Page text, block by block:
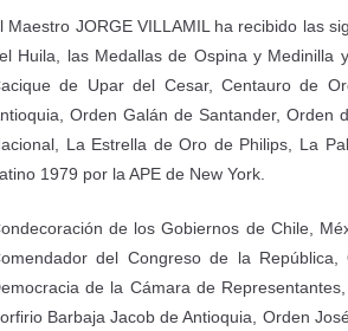
Maestro JORGE VILLAMIL ha recibido las
Huila, las Medallas de Ospina y Medinilla
de Upar del Cesar, Centauro de
Orden Galán de Santander, Orden
La Estrella de Oro de Philips, La
1979 por la APE de New York.
de los Gobiernos de Chile,
del Congreso de la
de la Cámara de
Barbaja Jacob de Antioquia, Orden